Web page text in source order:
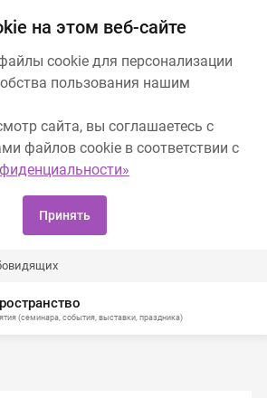
на этом веб-сайте
cookie для персонализации
пользования нашим
сайта, вы соглашаетесь с
файлов cookie в соответствии с
Принять
(семинара, события, выставки, праздника)